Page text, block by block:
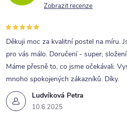
Zobrazit recenze
Ludvíková Petra
10.6.2025
Děkuji moc za kvalitní postel na míru.
pro vás málo. Doručení - super,
Máme přesně to, co jsme očekávali.
mnoho spokojených zákazníků. Díky.